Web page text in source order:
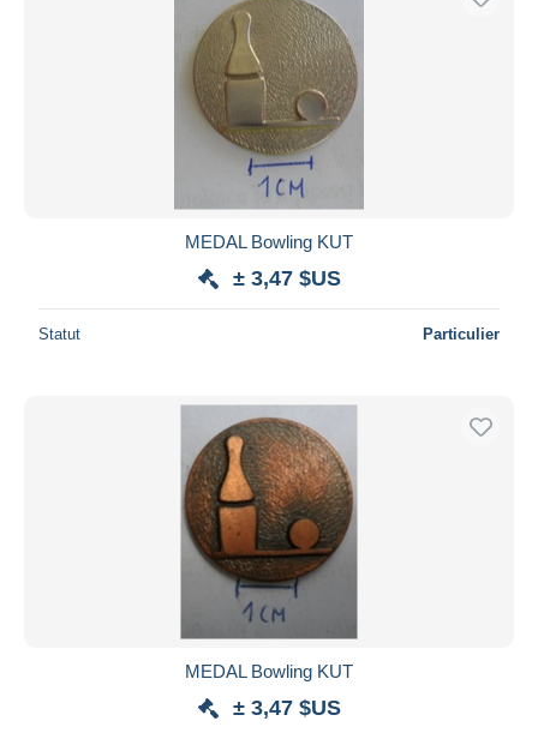
MEDAL Bowling KUT
± 3,47 $US
Statut Particulier
MEDAL Bowling KUT
± 3,47 $US